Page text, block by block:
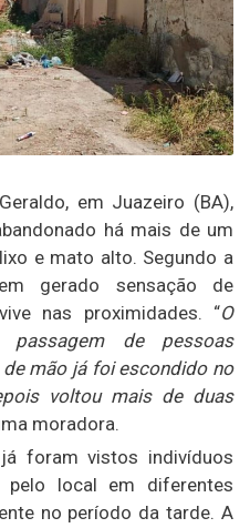
em Juazeiro (BA),
há mais de um
e mato alto. Segundo a
gerado sensação de
nas proximidades. “O
de pessoas
mão já foi escondido no
voltou mais de duas
moradora.
foram vistos indivíduos
pelo local em diferentes
no período da tarde. A